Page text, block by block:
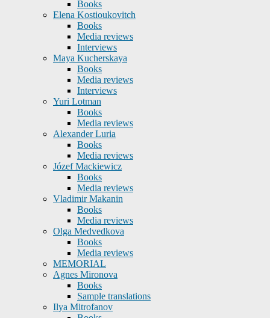
Books
Elena Kostioukovitch
Books
Media reviews
Interviews
Maya Kucherskaya
Books
Media reviews
Interviews
Yuri Lotman
Books
Media reviews
Alexander Luria
Books
Media reviews
Józef Mackiewicz
Books
Media reviews
Vladimir Makanin
Books
Media reviews
Olga Medvedkova
Books
Media reviews
MEMORIAL
Agnes Mironova
Books
Sample translations
Ilya Mitrofanov